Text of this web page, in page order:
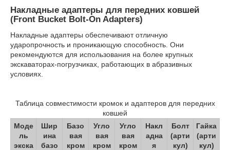
Накладные адаптеры для передних ковшей
(Front Bucket Bolt-On Adapters)
Накладные адаптеры обеспечивают отличную
ударопрочность и проникающую способность. Они
рекомендуются для использования на более крупных
экскаваторах-погрузчиках, работающих в абразивных
условиях.
Таблица совместимости кромок и адаптеров для передних
ковшей
Моде
ль
экска
Шир
ина
базо
Базо
вая
кром
Угло
вая
кром
Угло
вая
кром
Накл
адна
я
Болт
(арти
кул)
Гайка
(арти
кул)